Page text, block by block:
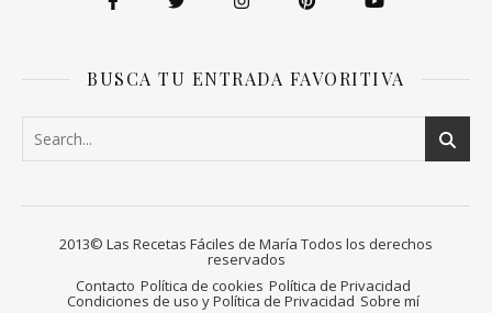
BUSCA TU ENTRADA FAVORITIVA
2013© Las Recetas Fáciles de María Todos los derechos
reservados
Contacto Política de cookies Política de Privacidad
Condiciones de uso y Política de Privacidad Sobre mí